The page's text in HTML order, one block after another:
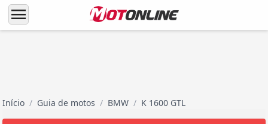
menu
Início / Guia de motos / BMW / K 1600 GTL